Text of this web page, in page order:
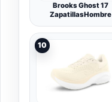
Brooks Ghost 17
ZapatillasHombre
10